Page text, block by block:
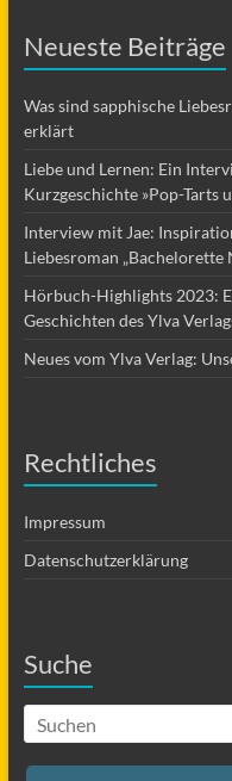
Neueste Beiträge
Was sind sapphische
erklärt
Liebe und Lernen: Ein
Kurzgeschichte »Pop-Tarts
Interview mit Jae:
Liebesroman
Hörbuch-Highlights 2023:
Geschichten des Ylva
Neues vom Ylva Verlag:
Rechtliches
Impressum
Datenschutzerklärung
Suche